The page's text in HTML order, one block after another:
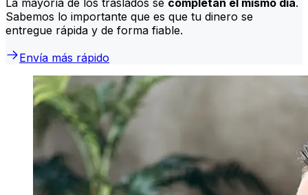
La mayoría de los traslados se completan el mismo día.
Sabemos lo importante que es que tu dinero se
entregue rápida y de forma fiable.
Envía más rápido